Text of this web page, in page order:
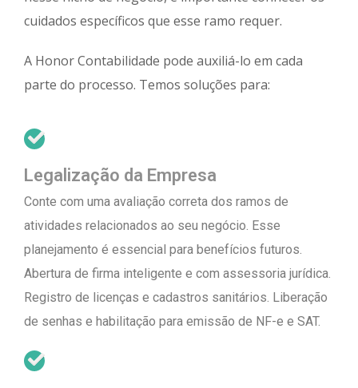
cuidados específicos que esse ramo requer.
A Honor Contabilidade pode auxiliá-lo em cada
parte do processo. Temos soluções para:
Legalização da Empresa
Conte com uma avaliação correta dos ramos de
atividades relacionados ao seu negócio. Esse
planejamento é essencial para benefícios futuros.
Abertura de firma inteligente e com assessoria jurídica.
Registro de licenças e cadastros sanitários. Liberação
de senhas e habilitação para emissão de NF-e e SAT.